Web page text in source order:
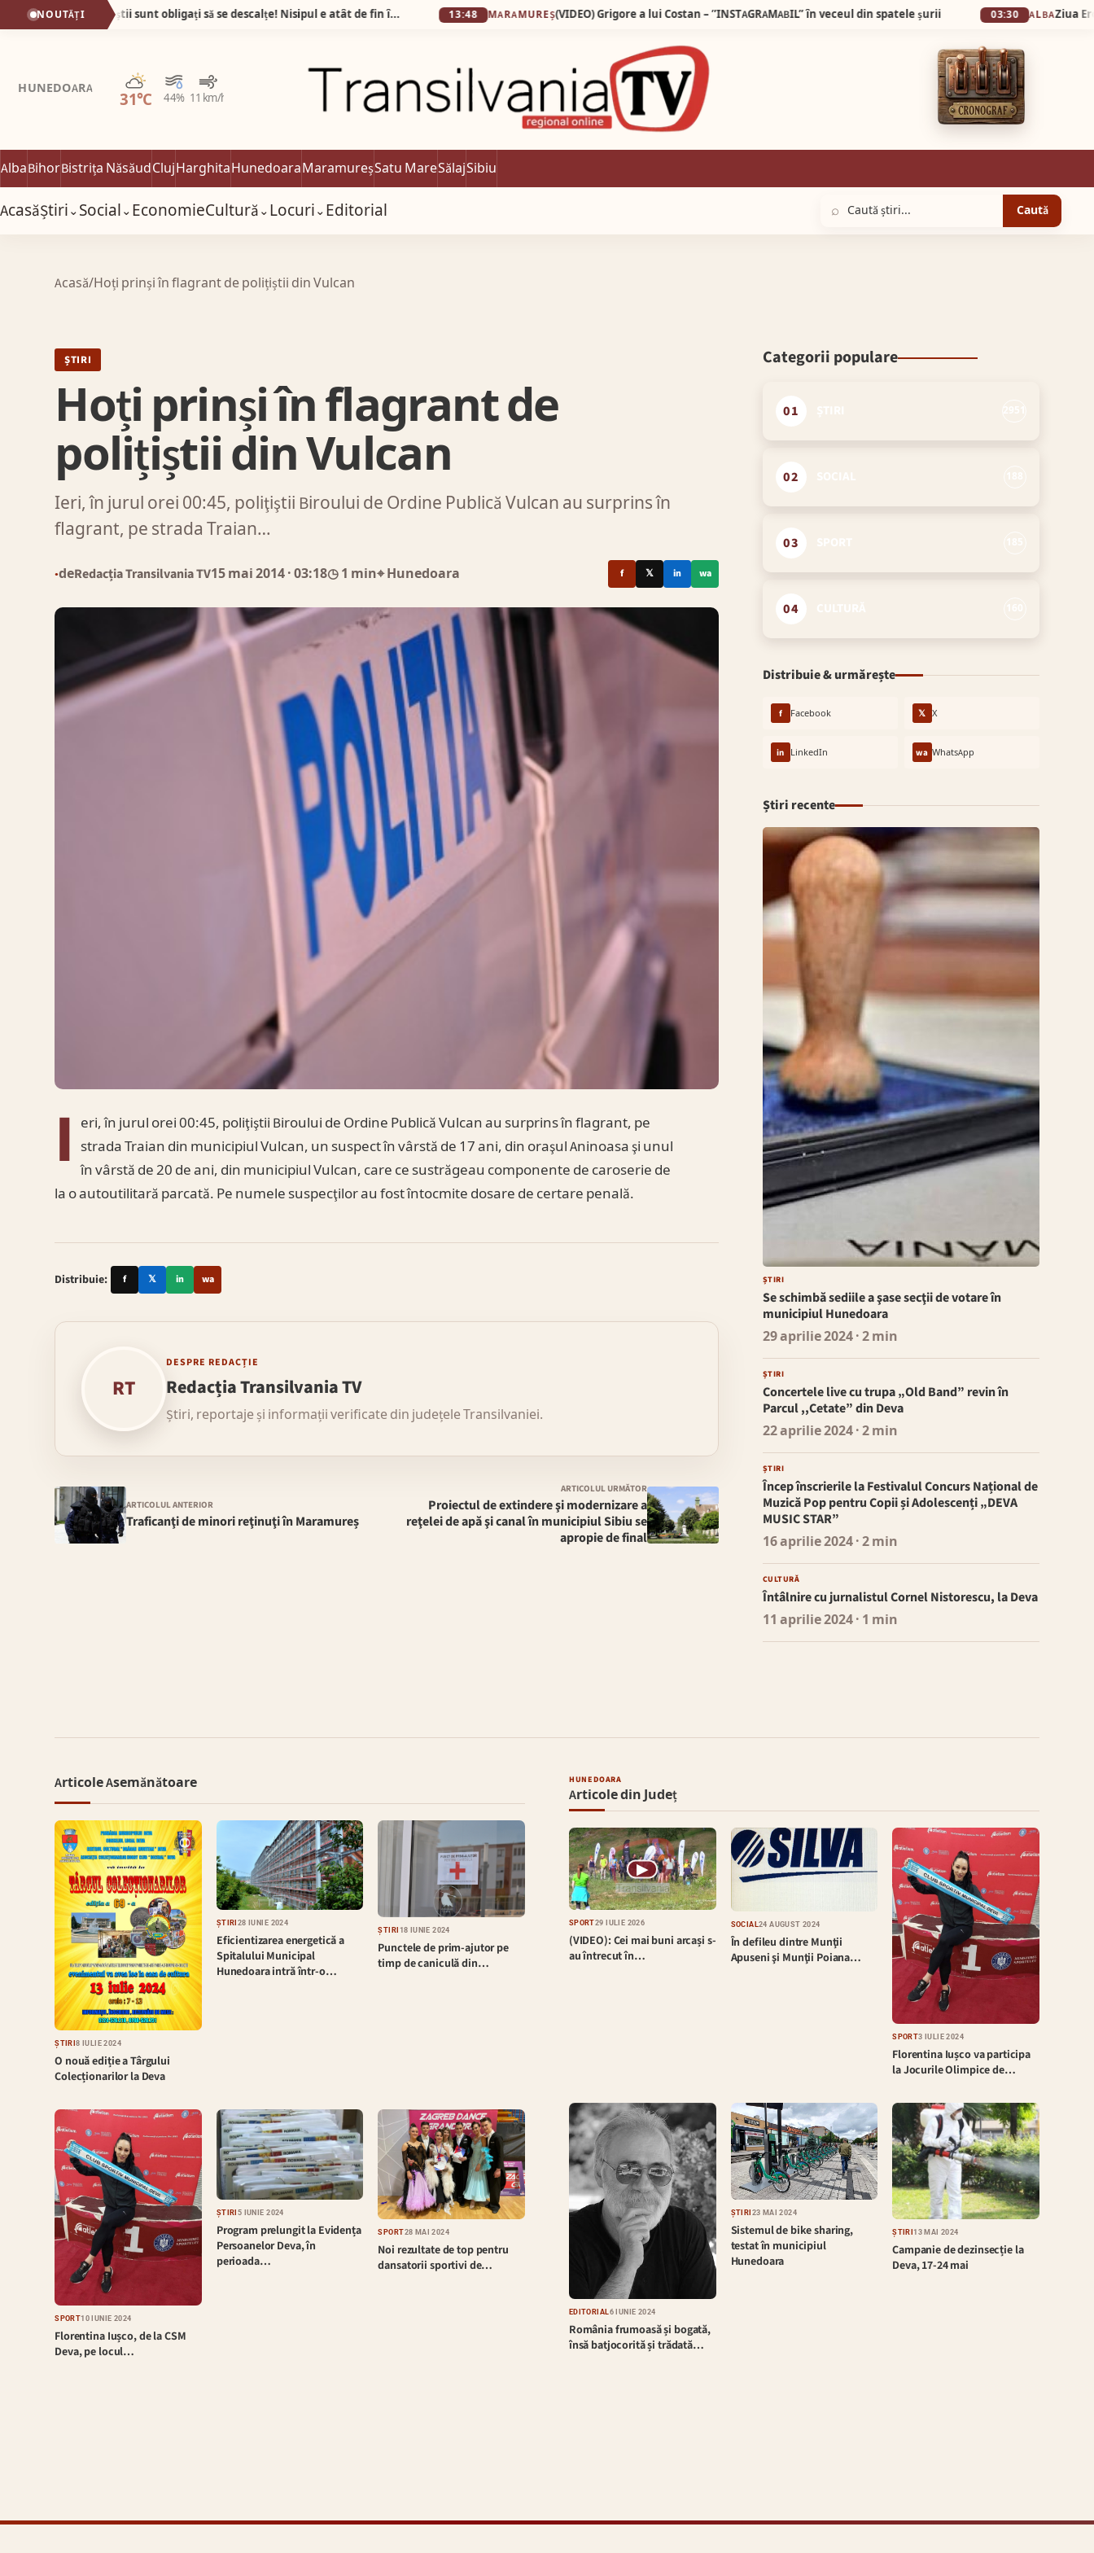
NOUTĂȚI Plaja din Tunisia unde turiștii sunt obligați să se descalțe! Nisipul e atât de fin încât pare cernut prin sită! 13:48 MARAMUREȘ(VIDEO) Grigore a lui Costan – ”INSTAGRAMABIL” în veceul din spatele șurii 03:30 ALBAZiua Eroilor la
HUNEDOARA
31°C 44% 11 km/h
Parțial noros
AlbaBihorBistrița NăsăudClujHarghitaHunedoaraMaramureșSatu MareSălajSibiu
AcasăȘtiri⌄Social⌄EconomieCultură⌄Locuri⌄Editorial ⌕ Caută
Acasă/Hoți prinși în flagrant de polițiștii din Vulcan
ȘTIRI
Hoți prinși în flagrant de
polițiștii din Vulcan
Ieri, în jurul orei 00:45, poliţiştii Biroului de Ordine Publică Vulcan au surprins în
flagrant, pe strada Traian…
●deRedacția Transilvania TV15 mai 2014· 03:18◷ 1 min⌖ Hunedoara f 𝕏 in wa
I eri, în jurul orei 00:45, poliţiştii Biroului de Ordine Publică Vulcan au surprins în flagrant, pe
strada Traian din municipiul Vulcan, un suspect în vârstă de 17 ani, din oraşul Aninoasa şi unul
în vârstă de 20 de ani, din municipiul Vulcan, care ce sustrăgeau componente de caroserie de
la o autoutilitară parcată. Pe numele suspecţilor au fost întocmite dosare de certare penală.
Distribuie: f 𝕏 in wa
RT
DESPRE REDACȚIE
Redacția Transilvania TV
Știri, reportaje și informații verificate din județele Transilvaniei.
ARTICOLUL ANTERIOR
Traficanţi de minori reţinuţi în Maramureș
ARTICOLUL URMĂTOR
Proiectul de extindere şi modernizare a
reţelei de apă şi canal în municipiul Sibiu se
apropie de final
Categorii populare
01
02
03
04
Distribuie & urmărește
f Facebook 𝕏 X
in LinkedIn wa WhatsApp
Știri recente
ȘTIRI
Se schimbă sediile a şase secţii de votare în
municipiul Hunedoara
29 aprilie 2024· 2 min
ȘTIRI
Concertele live cu trupa „Old Band” revin în
Parcul ,,Cetate” din Deva
22 aprilie 2024· 2 min
ȘTIRI
Încep înscrierile la Festivalul Concurs Național de
Muzică Pop pentru Copii și Adolescenți „DEVA
MUSIC STAR”
16 aprilie 2024· 2 min
CULTURĂ
Întâlnire cu jurnalistul Cornel Nistorescu, la Deva
11 aprilie 2024· 1 min
Articole Asemănătoare
ȘTIRI8 IULIE 2024
O nouă ediție a Târgului
Colecționarilor la Deva
ȘTIRI 28 IUNIE 2024
Eficientizarea energetică a
Spitalului Municipal
Hunedoara intră într-o…
ȘTIRI 18 IUNIE 2024
Punctele de prim-ajutor pe
timp de caniculă din…
SPORT10 IUNIE 2024
Florentina Iușco, de la CSM
Deva, pe locul…
ȘTIRI 5 IUNIE 2024
Program prelungit la Evidența
Persoanelor Deva, în
perioada…
SPORT28 MAI 2024
Noi rezultate de top pentru
dansatorii sportivi de…
HUNEDOARA
Articole din Județ
▶
SPORT29 IULIE 2026
(VIDEO): Cei mai buni arcași s-
au întrecut în…
SOCIAL24 AUGUST 2024
În defileu dintre Munţii
Apuseni şi Munţii Poiana…
SPORT3 IULIE 2024
Florentina Iușco va participa
la Jocurile Olimpice de…
EDITORIAL 6 IUNIE 2024
România frumoasă și bogată,
însă batjocorită și trădată…
ȘTIRI 23 MAI 2024
Sistemul de bike sharing,
testat în municipiul
Hunedoara
ȘTIRI13 MAI 2024
Campanie de dezinsecție la
Deva, 17-24 mai